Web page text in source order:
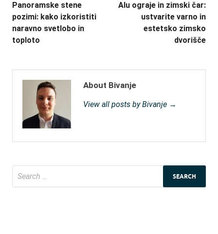
Panoramske stene
pozimi: kako izkoristiti
naravno svetlobo in
toploto
Alu ograje in zimski čar:
ustvarite varno in
estetsko zimsko
dvorišče
About Bivanje
View all posts by Bivanje →